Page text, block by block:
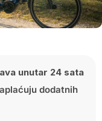
unutar 24 sata
dodatnih